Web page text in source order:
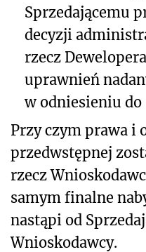
Sprzedającemu
decyzji
rzecz
uprawnień
w odniesieniu do
Przy czym prawa i
przedwstępnej
rzecz
samym finalne
nastąpi od
Wnioskodawcy.